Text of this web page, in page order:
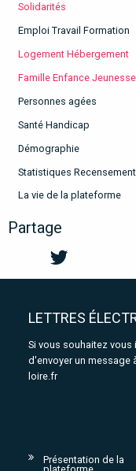
Solidarités
Emploi Travail Formation
Logement Hébergement
Famille Enfance Jeunesse
Personnes agées
Santé Handicap
Démographie
Statistiques
La vie de la plateforme
Partage
LETTRES
Si vous souhaitez
d'envoyer un message
loire.fr
Présentation de la